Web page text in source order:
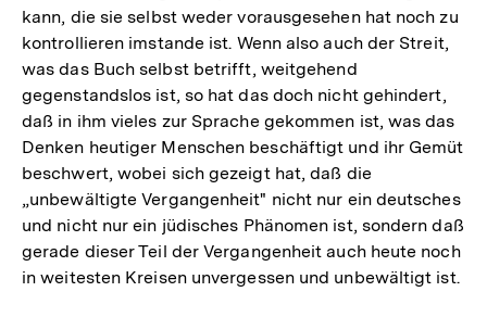
kann, die sie selbst weder vorausgesehen hat noch zu
kontrollieren imstande ist. Wenn also auch der Streit,
was das Buch selbst betrifft, weitgehend
gegenstandslos ist, so hat das doch nicht gehindert,
daß in ihm vieles zur Sprache gekommen ist, was das
Denken heutiger Menschen beschäftigt und ihr Gemüt
beschwert, wobei sich gezeigt hat, daß die
„unbewältigte Vergangenheit" nicht nur ein deutsches
und nicht nur ein jüdisches Phänomen ist, sondern daß
gerade dieser Teil der Vergangenheit auch heute noch
in weitesten Kreisen unvergessen und unbewältigt ist.